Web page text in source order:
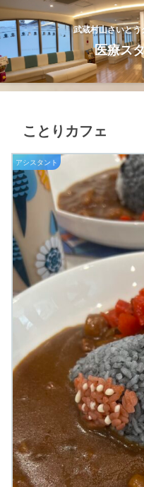
武蔵村山さいと
医療ス
ことりカフェ
アシスタント